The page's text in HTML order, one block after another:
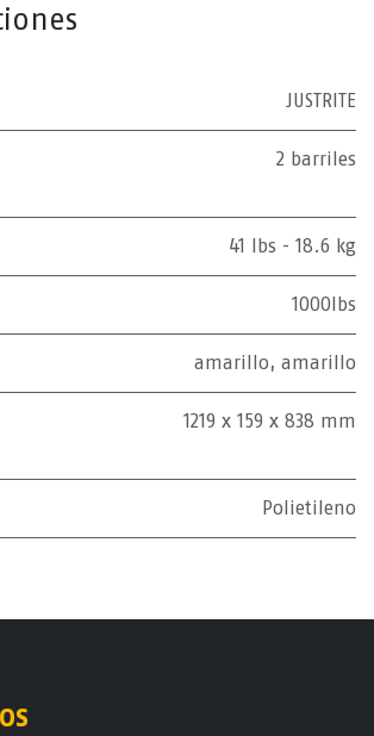
JUSTRITE
2 barriles
41 lbs - 18.6 kg
1000lbs
amarillo, amarillo
1219 x 159 x 838 mm
Polietileno